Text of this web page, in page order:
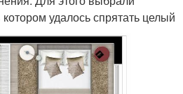
удалось спрятать целый